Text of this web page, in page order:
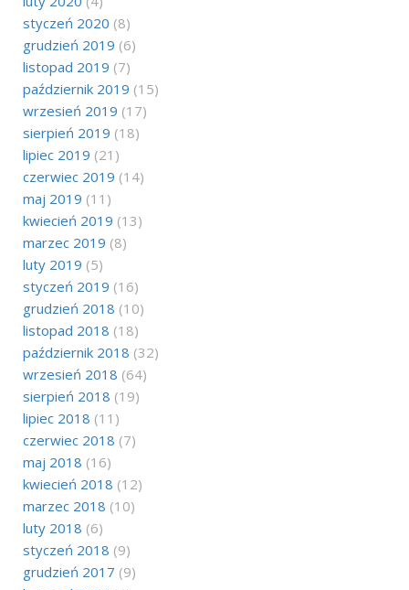
styczeń 2020 (8)
grudzień 2019 (6)
listopad 2019 (7)
październik 2019 (15)
wrzesień 2019 (17)
sierpień 2019 (18)
lipiec 2019 (21)
czerwiec 2019 (14)
maj 2019 (11)
kwiecień 2019 (13)
marzec 2019 (8)
luty 2019 (5)
styczeń 2019 (16)
grudzień 2018 (10)
listopad 2018 (18)
październik 2018 (32)
wrzesień 2018 (64)
sierpień 2018 (19)
lipiec 2018 (11)
czerwiec 2018 (7)
maj 2018 (16)
kwiecień 2018 (12)
marzec 2018 (10)
luty 2018 (6)
styczeń 2018 (9)
grudzień 2017 (9)